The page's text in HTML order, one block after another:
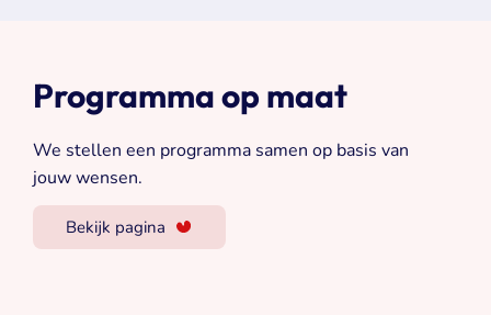
Programma op maat
We stellen een programma samen op basis van
jouw wensen.
Bekijk pagina